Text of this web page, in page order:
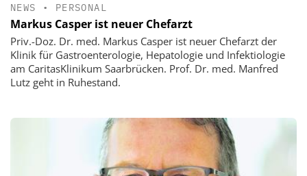
NEWS • PERSONAL
Markus Casper ist neuer Chefarzt
Priv.-Doz. Dr. med. Markus Casper ist neuer Chefarzt der
Klinik für Gastroenterologie, Hepatologie und Infektiologie
am CaritasKlinikum Saarbrücken. Prof. Dr. med. Manfred
Lutz geht in Ruhestand.